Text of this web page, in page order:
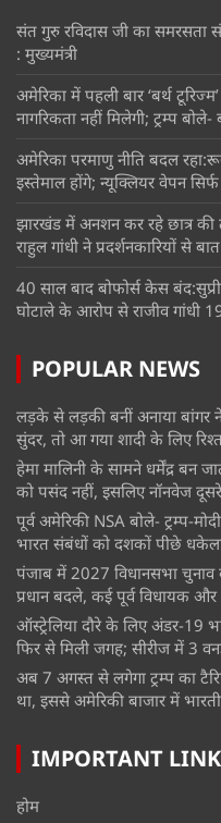
संत गुरु रविदास जी का समरसता
: मुख्यमंत्री
अमेरिका में पहली बार ‘बर्थ
नागरिकता नहीं मिलेगी; ट्रम्प
अमेरिका परमाणु नीति बदल
इस्तेमाल होंगे; न्यूक्लियर वेपन
झारखंड में अनशन कर रहे छात्र की
राहुल गांधी ने प्रदर्शनकारियों से
40 साल बाद बोफोर्स केस
घोटाले के आरोप से राजीव गांधी
POPULAR NEWS
लड़के से लड़की बनीं अनाया बांगर
सुंदर, तो आ गया शादी के लिए
हेमा मालिनी के सामने धर्मेंद्र बन
को पसंद नहीं, इसलिए नॉनवेज
पूर्व अमेरिकी NSA बोले- ट्रम्प-
भारत संबंधों को दशकों पीछे
पंजाब में 2027 विधानसभा
प्रधान बदले, कई पूर्व विधायक
ऑस्ट्रेलिया दौरे के लिए अंडर-19
फिर से मिली जगह; सीरीज में 3
अब 7 अगस्त से लगेगा ट्रम्प का
था, इससे अमेरिकी बाजार में
IMPORTANT
होम